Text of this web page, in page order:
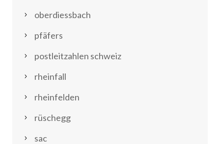
oberdiessbach
pfäfers
postleitzahlen schweiz
rheinfall
rheinfelden
rüschegg
sac